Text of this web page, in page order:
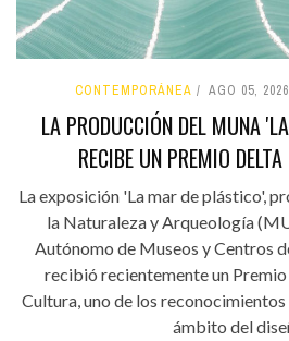
CONTEMPORÁNEA AGO 05, 2026
LA PRODUCCIÓN DEL MUNA
RECIBE UN PREMIO
La exposición 'La mar de plástico',
la Naturaleza y Arqueología
Autónomo de Museos y Centros
recibió recientemente un
Cultura, uno de los
ámbito del